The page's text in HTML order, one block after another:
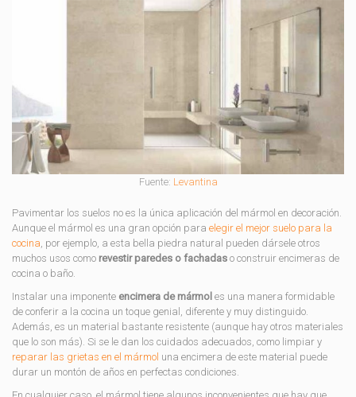
Fuente: Levantina
Pavimentar los suelos no es la única aplicación del mármol en decoración.
Aunque el mármol es una gran opción para elegir el mejor suelo para la
cocina, por ejemplo, a esta bella piedra natural pueden dársele otros
muchos usos como revestir paredes o fachadas o construir encimeras de
cocina o baño.
Instalar una imponente encimera de mármol es una manera formidable
de conferir a la cocina un toque genial, diferente y muy distinguido.
Además, es un material bastante resistente (aunque hay otros materiales
que lo son más). Si se le dan los cuidados adecuados, como limpiar y
reparar las grietas en el mármol una encimera de este material puede
durar un montón de años en perfectas condiciones.